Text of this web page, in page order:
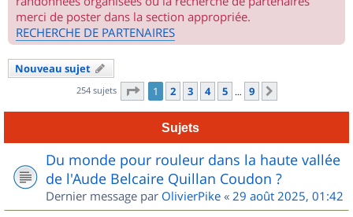
merci de poster dans la section appropriée.
RECHERCHE DE PARTENAIRES
Nouveau sujet
254 sujets Page 1sur
1 2 3 4 5 … 9
Sujets
Du monde pour rouleur dans la haute vallée
de l'Aude Belcaire Quillan Coudon ?
Dernier message par OlivierPike « 29 août 2025, 01:42